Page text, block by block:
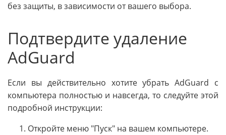
без защиты, в зависимости от вашего выбора.
Подтвердите удаление
AdGuard
Если вы действительно хотите убрать AdGuard с
компьютера полностью и навсегда, то следуйте этой
подробной инструкции:
Откройте меню "Пуск" на вашем компьютере.